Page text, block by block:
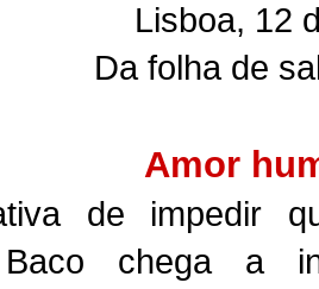
Lisboa, 12
Da folha de
Amor
de impedir
Baco chega a